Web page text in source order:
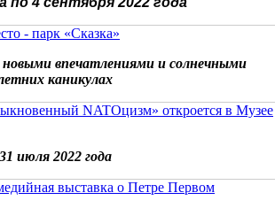
- парк «Сказка»
впечатлениями и солнечными
каникулах
NATOцизм» откроется в Музее
июля 2022 года
выставка о Петре Первом